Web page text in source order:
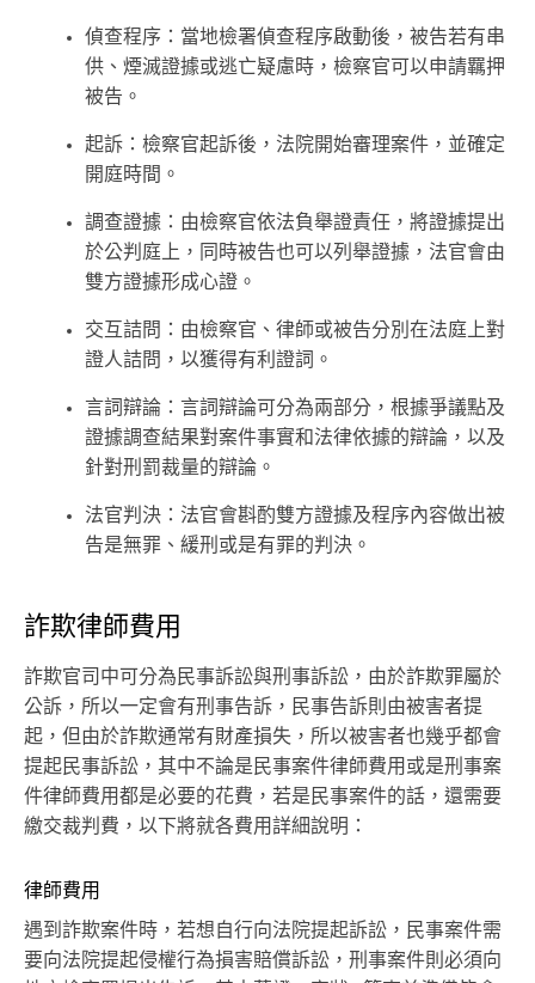
偵查程序：當地檢署偵查程序啟動後，被告若有串
供、煙滅證據或逃亡疑慮時，檢察官可以申請羈押
被告。
起訴：檢察官起訴後，法院開始審理案件，並確定
開庭時間。
調查證據：由檢察官依法負舉證責任，將證據提出
於公判庭上，同時被告也可以列舉證據，法官會由
雙方證據形成心證。
交互詰問：由檢察官、律師或被告分別在法庭上對
證人詰問，以獲得有利證詞。
言詞辯論：言詞辯論可分為兩部分，根據爭議點及
證據調查結果對案件事實和法律依據的辯論，以及
針對刑罰裁量的辯論。
法官判決：法官會斟酌雙方證據及程序內容做出被
告是無罪、緩刑或是有罪的判決。
詐欺律師費用
詐欺官司中可分為民事訴訟與刑事訴訟，由於詐欺罪屬於
公訴，所以一定會有刑事告訴，民事告訴則由被害者提
起，但由於詐欺通常有財產損失，所以被害者也幾乎都會
提起民事訴訟，其中不論是民事案件律師費用或是刑事案
件律師費用都是必要的花費，若是民事案件的話，還需要
繳交裁判費，以下將就各費用詳細說明：
律師費用
遇到詐欺案件時，若想自行向法院提起訴訟，民事案件需
要向法院提起侵權行為損害賠償訴訟，刑事案件則必須向